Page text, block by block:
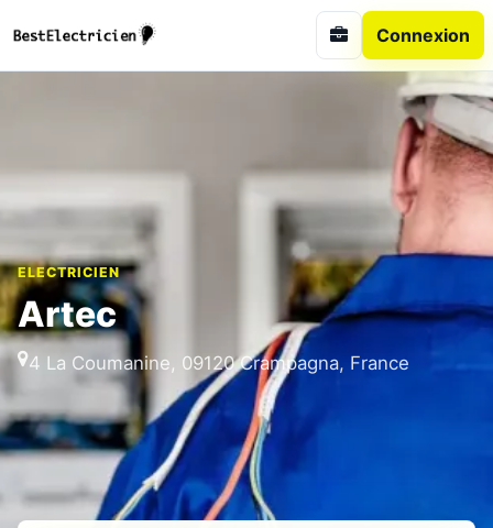
Connexion
ELECTRICIEN
Artec
4 La Coumanine, 09120 Crampagna, France